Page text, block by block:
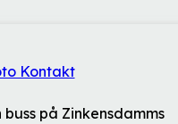
på Zinkensdamms